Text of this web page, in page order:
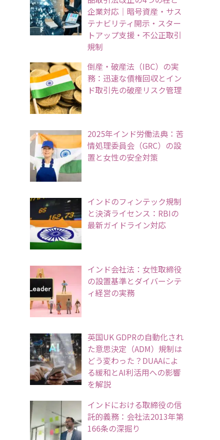
企業対応｜暗号資産・サス
テナビリティ開示・スター
トアップ支援・不公正取引
規制
倒産・破産法（IBC）の実
務：迅速な債権回収とイン
ド取引先の破産リスク管理
2025年インド労働法典：苦
情処理委員会（GRC）の設
置と女性の安全対策
インドのフィンテック規制
と決済ライセンス：RBIの
最新ガイドライン対応
インド会社法：女性取締役
の設置基準とダイバーシテ
ィ経営の実務
英国UK GDPRの自動化され
た意思決定（ADM）規制は
どう変わった？DUAAによ
る緩和とAI利活用への影響
を解説
インドにおける取締役の信
託的義務：会社法2013年第
166条の深掘り